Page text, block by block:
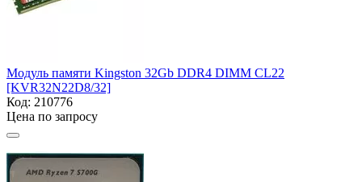
Модуль памяти Kingston 32Gb DDR4 DIMM CL22
[KVR32N22D8/32]
Код: 210776
Цена по запросу